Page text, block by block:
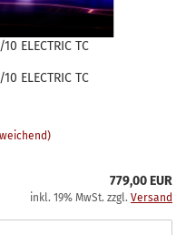
ELECTRIC TC
ELECTRIC TC
779,00 EUR
inkl. 19% MwSt. zzgl. Versand